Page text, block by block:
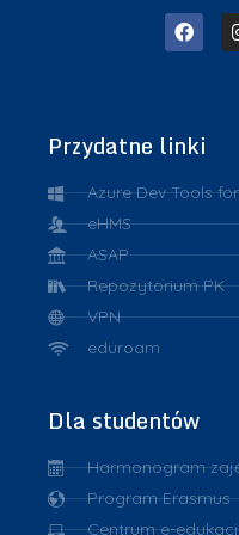
Przydatne linki
Azure Dev Tools
eHMS
ASAP
Repozytorium PK
VPN
eduroam
Dla studentów
Harmonogram
Program Erasmus
Centrum e-